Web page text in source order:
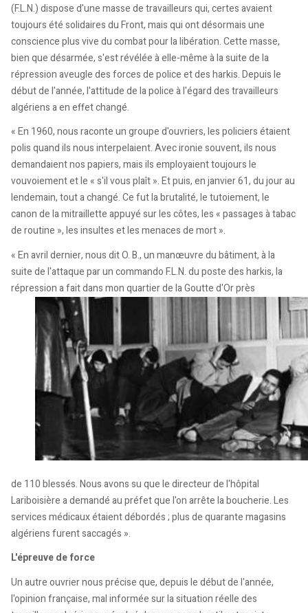
(F.L.N.) dispose d'une masse de travailleurs qui, certes avaient
toujours été solidaires du Front, mais qui ont désormais une
conscience plus vive du combat pour la libération. Cette masse,
bien que désarmée, s'est révélée à elle-même à la suite de la
répression aveugle des forces de police et des harkis. Depuis le
début de l'année, l'attitude de la police à l'égard des travailleurs
algériens a en effet changé.
« En 1960, nous raconte un groupe d'ouvriers, les policiers étaient
polis quand ils nous interpelaient. Avec ironie souvent, ils nous
demandaient nos papiers, mais ils employaient toujours le
vouvoiement et le « s'il vous plaît ». Et puis, en janvier 61, du jour au
lendemain, tout a changé. Ce fut la brutalité, le tutoiement, le
canon de la mitraillette appuyé sur les côtes, les « passages à tabac
de routine », les insultes et les menaces de mort ».
« En avril dernier, nous dit O. B., un manœuvre du bâtiment, à la
suite de l'attaque par un commando F.L.N. du poste des harkis, la
répression a fait dans mon quartier de la Goutte d'Or près
de 110 blessés. Nous avons su que le directeur de l'hôpital
Lariboisière a demandé au préfet que l'on arrête la boucherie. Les
services médicaux étaient débordés ; plus de quarante magasins
algériens furent saccagés ».
L'épreuve de force
Un autre ouvrier nous précise que, depuis le début de l'année,
l'opinion française, mal informée sur la situation réelle des